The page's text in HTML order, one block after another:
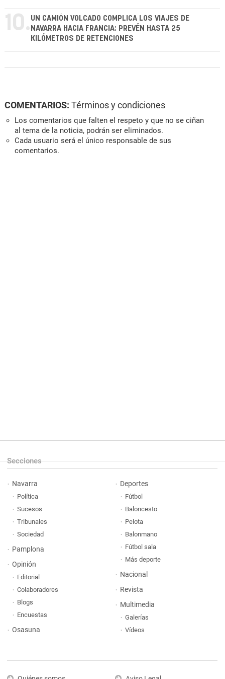
10. UN CAMIÓN VOLCADO COMPLICA LOS VIAJES DE
NAVARRA HACIA FRANCIA: PREVÉN HASTA 25
KILÓMETROS DE RETENCIONES
COMENTARIOS: Términos y condiciones
Los comentarios que falten el respeto y que no se ciñan
al tema de la noticia, podrán ser eliminados.
Cada usuario será el único responsable de sus
comentarios.
Secciones
Navarra
Política
Sucesos
Tribunales
Sociedad
Pamplona
Opinión
Editorial
Colaboradores
Blogs
Encuestas
Osasuna
Deportes
Fútbol
Baloncesto
Pelota
Balonmano
Fútbol sala
Más deporte
Nacional
Revista
Multimedia
Galerías
Vídeos